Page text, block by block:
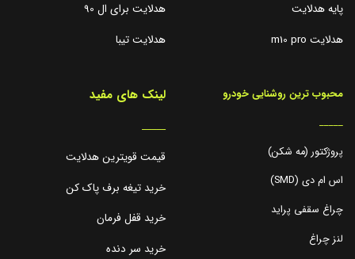
پایه هدلایت
هدلایت m10 pro
هدلایت برای ال 90
هدلایت تیبا
محبوب ترین روشنایی خودرو
_____
پروژکتور (مه شکن)
اس ام دی (SMD)
چراغ سقفی پراید
لنز چراغ
لینک های مفید
_____
قیمت قویترین هدلایت
خرید تیغه برف پاک کن
خرید قفل فرمان
خرید سر دنده